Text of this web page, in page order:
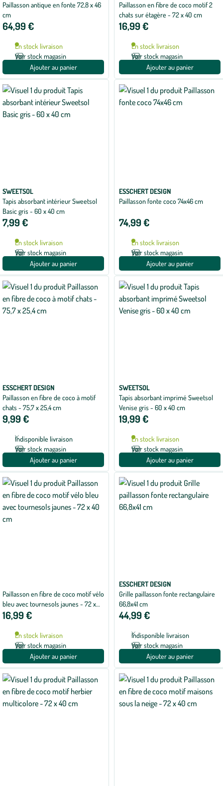
Paillasson antique en fonte 72,8 x 46
cm
64,99 €
En stock livraison
Voir stock magasin
Ajouter au panier
Paillasson en fibre de coco motif 2
chats sur étagère - 72 x 40 cm
16,99 €
En stock livraison
Voir stock magasin
Ajouter au panier
SWEETSOL
Tapis absorbant intérieur Sweetsol
Basic gris - 60 x 40 cm
7,99 €
En stock livraison
Voir stock magasin
Ajouter au panier
ESSCHERT DESIGN
Paillasson fonte coco 74x46 cm
74,99 €
En stock livraison
Voir stock magasin
Ajouter au panier
ESSCHERT DESIGN
Paillasson en fibre de coco à motif
chats - 75,7 x 25,4 cm
9,99 €
Indisponible livraison
Voir stock magasin
Ajouter au panier
SWEETSOL
Tapis absorbant imprimé Sweetsol
Venise gris - 60 x 40 cm
19,99 €
En stock livraison
Voir stock magasin
Ajouter au panier
Paillasson en fibre de coco motif vélo
bleu avec tournesols jaunes - 72 x
40 cm
16,99 €
En stock livraison
Voir stock magasin
Ajouter au panier
ESSCHERT DESIGN
Grille paillasson fonte rectangulaire
66,8x41 cm
44,99 €
Indisponible livraison
Voir stock magasin
Ajouter au panier